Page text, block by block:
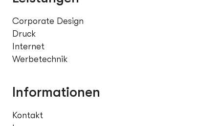
Corporate Design
Druck
Internet
Werbetechnik
Informationen
Kontakt